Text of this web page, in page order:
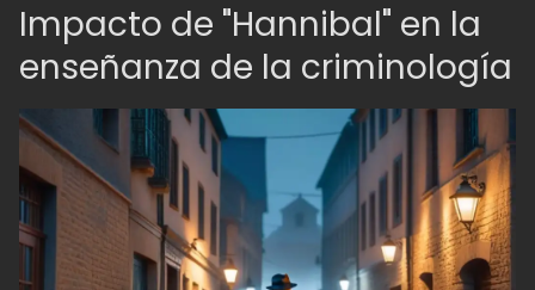
Impacto de "Hannibal" en la
enseñanza de la criminología